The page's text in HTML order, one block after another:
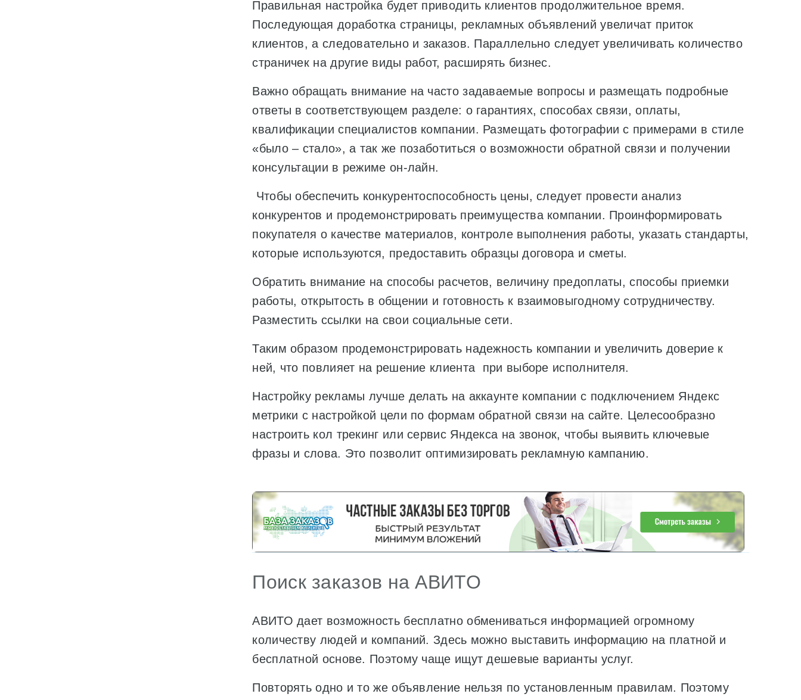
Правильная настройка будет приводить клиентов продолжительное время.
Последующая доработка страницы, рекламных объявлений увеличат приток
клиентов, а следовательно и заказов. Параллельно следует увеличивать количество
страничек на другие виды работ, расширять бизнес.
Важно обращать внимание на часто задаваемые вопросы и размещать подробные
ответы в соответствующем разделе: о гарантиях, способах связи, оплаты,
квалификации специалистов компании. Размещать фотографии с примерами в стиле
«было – стало», а так же позаботиться о возможности обратной связи и получении
консультации в режиме он-лайн.
Чтобы обеспечить конкурентоспособность цены, следует провести анализ
конкурентов и продемонстрировать преимущества компании. Проинформировать
покупателя о качестве материалов, контроле выполнения работы, указать стандарты,
которые используются, предоставить образцы договора и сметы.
Обратить внимание на способы расчетов, величину предоплаты, способы приемки
работы, открытость в общении и готовность к взаимовыгодному сотрудничеству.
Разместить ссылки на свои социальные сети.
Таким образом продемонстрировать надежность компании и увеличить доверие к
ней, что повлияет на решение клиента при выборе исполнителя.
Настройку рекламы лучше делать на аккаунте компании с подключением Яндекс
метрики с настройкой цели по формам обратной связи на сайте. Целесообразно
настроить кол трекинг или сервис Яндекса на звонок, чтобы выявить ключевые
фразы и слова. Это позволит оптимизировать рекламную кампанию.
Поиск заказов на АВИТО
АВИТО дает возможность бесплатно обмениваться информацией огромному
количеству людей и компаний. Здесь можно выставить информацию на платной и
бесплатной основе. Поэтому чаще ищут дешевые варианты услуг.
Повторять одно и то же объявление нельзя по установленным правилам. Поэтому